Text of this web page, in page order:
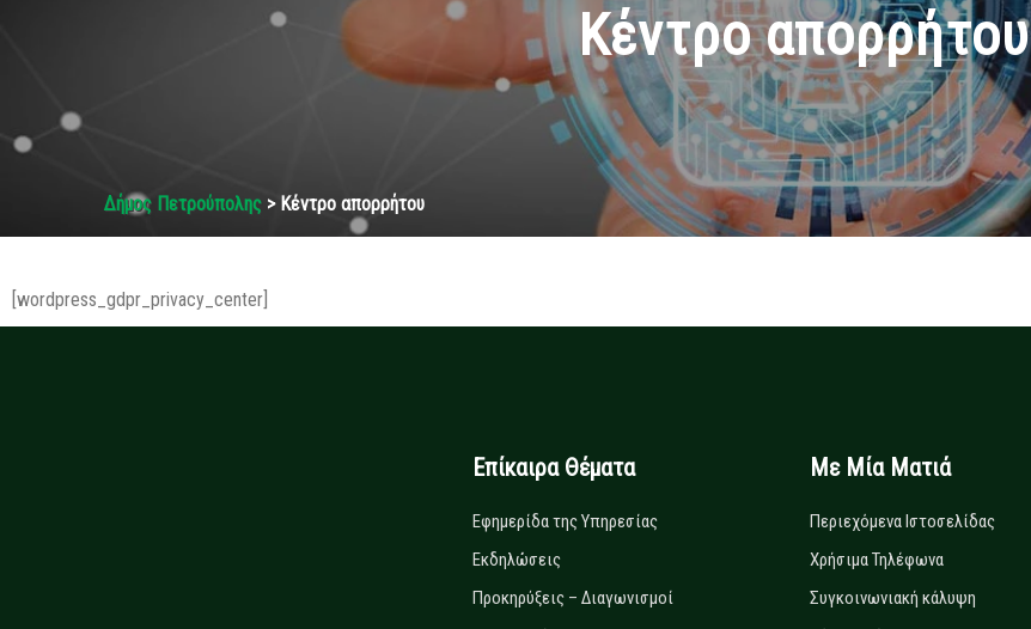
Κέντρο απορρήτου
Δήμος Πετρούπολης > Κέντρο απορρήτου
[wordpress_gdpr_privacy_center]
Επίκαιρα Θέματα
Εφημερίδα της Υπηρεσίας
Εκδηλώσεις
Προκηρύξεις – Διαγωνισμοί
Με Μία Ματιά
Περιεχόμενα Ιστοσελίδας
Χρήσιμα Τηλέφωνα
Συγκοινωνιακή κάλυψη